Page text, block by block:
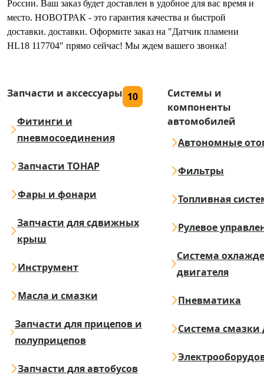
России. Ваш заказ будет доставлен в удобное для вас время и
место. НОВОТРАК - это гарантия качества и быстрой
доставки. доставки. Оформите заказ на "Датчик пламени
HL18 117704" прямо сейчас! Мы ждем вашего звонка!
Запчасти и аксессуары 10
Фитинги и
пневмосоединения
Запчасти ТОНАР
Фары и фонари
Запчасти для сдвижных
крыш
Инструмент
Масла и смазки
Запчасти для прицепов и
полуприцепов
Запчасти для автобусов
Системы и
компоненты
автомобилей
Автономные
Фильтры
Топливная
Рулевое
Система
двигателя
Пневматика
Система смазки